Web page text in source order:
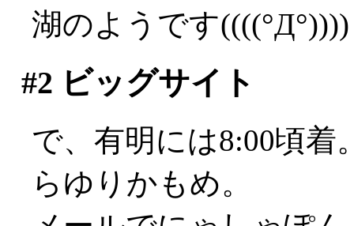
湖のようです((((°Д°))))
#2 ビッグサイト
で、有明には8:00頃着
らゆりかもめ。